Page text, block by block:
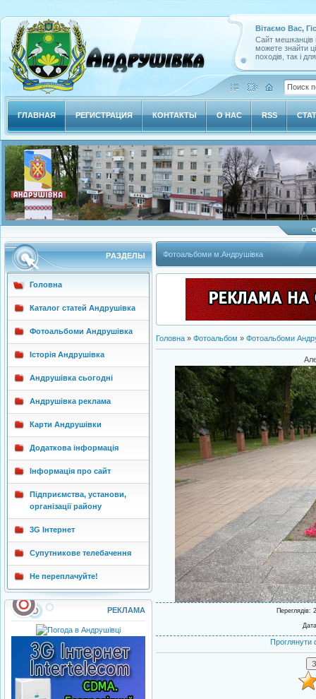
Вітаємо Вас,
Сайт мешканців
можете знайти
походів, так і
ГЛАВНАЯ РЕГИСТРАЦИЯ КОНТАКТЫ О НАС RSS
РAЗДЕЛЫ
Головна
Каталог статей Андрушівка
Фотоальбоми Андрушівка
Історія Андрушівка
Андрушівка сьогодні
Андрушівка реклама
Карти Андрушівки
Додаткова інформація
Інформація про сайт
Підприємства, установи,
організації району
3G Інтернет
Супутникове телебачення
Не переплачуйте!
РЕКЛАМА
Фотоальбоми м.Андрушівка
Головна » Фотоальбом » Фотоальбоми
Переглядів:
Дата
Проглянути